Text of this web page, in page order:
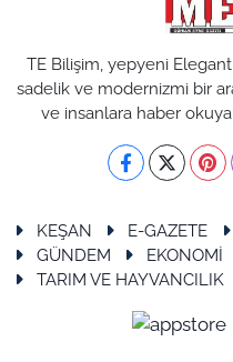
TE Bilişim, yepyeni
sadelik ve modernizmi bir
ve insanlara haber
KEŞAN E-GAZETE
GÜNDEM
EKONOMİ
TARIM VE HAYVANCILIK